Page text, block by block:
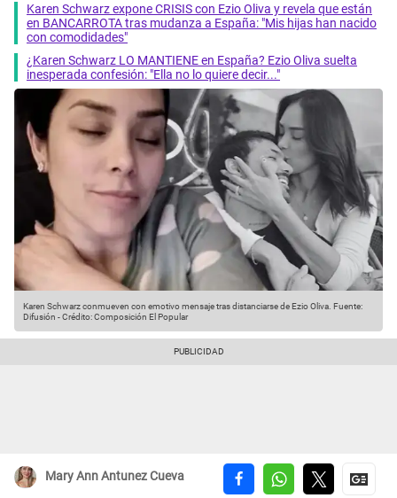
Karen Schwarz expone CRISIS con Ezio Oliva y revela que están
en BANCARROTA tras mudanza a España: "Mis hijas han nacido
con comodidades"
¿Karen Schwarz LO MANTIENE en España? Ezio Oliva suelta
inesperada confesión: "Ella no lo quiere decir..."
Karen Schwarz conmueven con emotivo mensaje tras distanciarse de Ezio Oliva. Fuente:
Difusión -Crédito: Composición El Popular
Mary Ann Antunez Cueva